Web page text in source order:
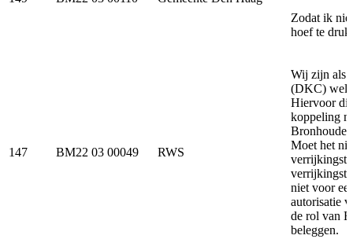
Zodat ik
hoef te
147 BM22 03 00049 RWS
Wij zijn als
(DKC)
Hiervoor
koppeling
Bronhouder
Moet het
niet voor
autorisatie
de rol van
beleggen.